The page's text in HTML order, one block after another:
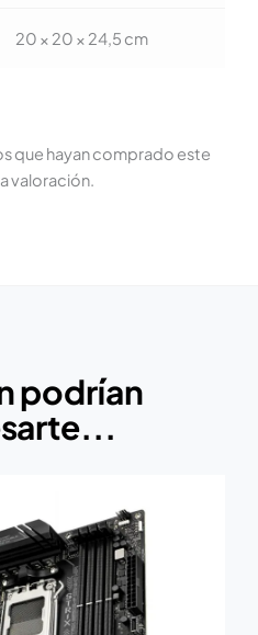
20 × 20 × 24,5 cm
que hayan comprado este
valoración.
podrían